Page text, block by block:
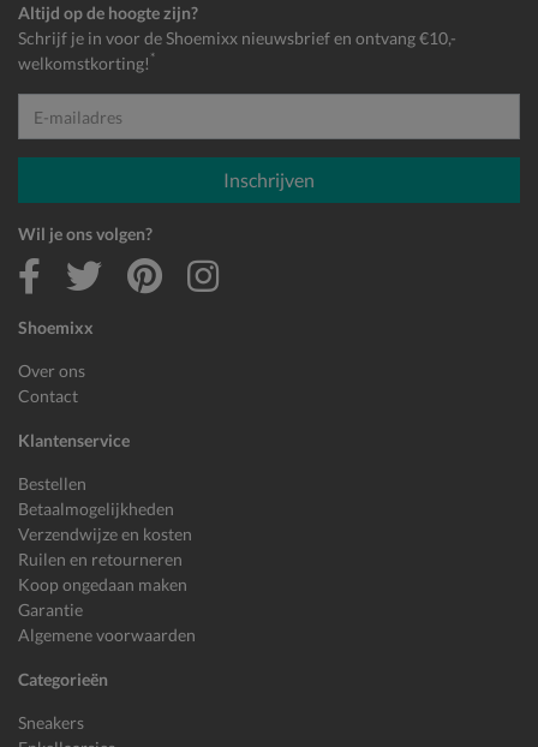
Shoemixx
Over ons
Contact
Klantenservice
Bestellen
Betaalmogelijkheden
Verzendwijze en kosten
Ruilen en retourneren
Koop ongedaan maken
Garantie
Algemene voorwaarden
Categorieën
Sneakers
Altijd op de hoogte zijn?
Schrijf je in voor de Shoemixx nieuwsbrief en ontvang €10,-
welkomstkorting! *
E-mailadres
Inschrijven
Wil je ons volgen?